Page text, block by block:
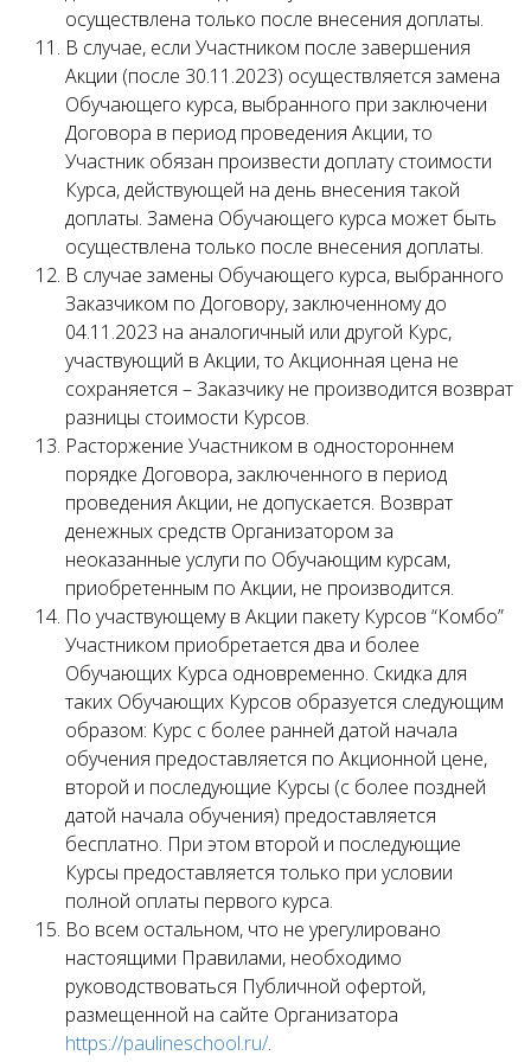
осуществлена только после внесения доплаты.
В случае, если Участником после завершения
Акции (после 30.11.2023) осуществляется замена
Обучающего курса, выбранного при заключени
Договора в период проведения Акции, то
Участник обязан произвести доплату стоимости
Курса, действующей на день внесения такой
доплаты. Замена Обучающего курса может быть
осуществлена только после внесения доплаты.
В случае замены Обучающего курса, выбранного
Заказчиком по Договору, заключенному до
04.11.2023 на аналогичный или другой Курс,
участвующий в Акции, то Акционная цена не
сохраняется – Заказчику не производится возврат
разницы стоимости Курсов.
Расторжение Участником в одностороннем
порядке Договора, заключенного в период
проведения Акции, не допускается. Возврат
денежных средств Организатором за
неоказанные услуги по Обучающим курсам,
приобретенным по Акции, не производится.
По участвующему в Акции пакету Курсов “Комбо”
Участником приобретается два и более
Обучающих Курса одновременно. Скидка для
таких Обучающих Курсов образуется следующим
образом: Курс с более ранней датой начала
обучения предоставляется по Акционной цене,
второй и последующие Курсы (с более поздней
датой начала обучения) предоставляется
бесплатно. При этом второй и последующие
Курсы предоставляется только при условии
полной оплаты первого курса.
Во всем остальном, что не урегулировано
настоящими Правилами, необходимо
руководствоваться Публичной офертой,
размещенной на сайте Организатора
https://paulineschool.ru/.